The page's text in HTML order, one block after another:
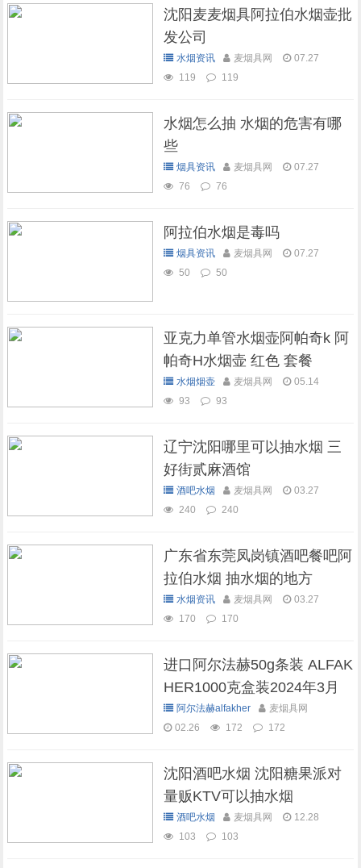
沈阳麦麦烟具阿拉伯水烟壶批
发公司
水烟资讯 麦烟具网
07.27
119
119
水烟怎么抽 水烟的危害有哪
些
烟具资讯 麦烟具网
07.27
76
76
阿拉伯水烟是毒吗
烟具资讯 麦烟具网
07.27
50
50
亚克力单管水烟壶阿帕奇k 阿
帕奇H水烟壶 红色 套餐
水烟烟壶 麦烟具网
05.14
93
93
辽宁沈阳哪里可以抽水烟 三
好街贰麻酒馆
酒吧水烟 麦烟具网
03.27
240
240
广东省东莞凤岗镇酒吧餐吧阿
拉伯水烟 抽水烟的地方
水烟资讯 麦烟具网
03.27
170
170
进口阿尔法赫50g条装 ALFAK
HER1000克盒装2024年3月
现货库存
阿尔法赫alfakher
麦烟具网
02.26
172 172
沈阳酒吧水烟 沈阳糖果派对
量贩KTV可以抽水烟
酒吧水烟 麦烟具网
12.28
103
103